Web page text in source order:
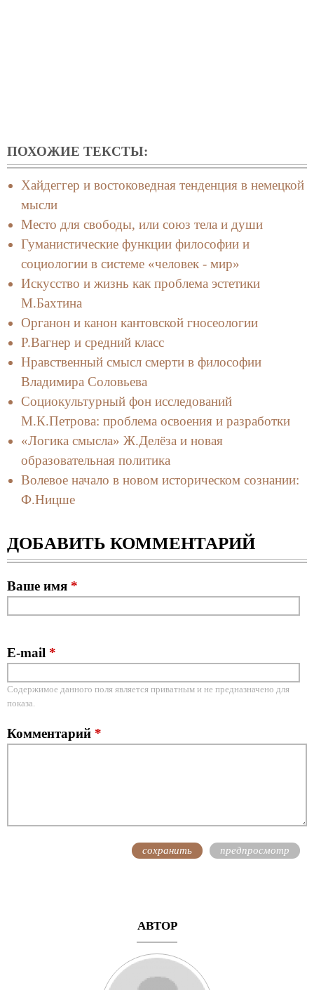
ПОХОЖИЕ ТЕКСТЫ:
Хайдеггер и востоковедная тенденция в немецкой
мысли
Место для свободы, или союз тела и души
Гуманистические функции философии и
социологии в системе «человек - мир»
Искусство и жизнь как проблема эстетики
М.Бахтина
Органон и канон кантовской гносеологии
Р.Вагнер и средний класс
Нравственный смысл смерти в философии
Владимира Соловьева
Социокультурный фон исследований
М.К.Петрова: проблема освоения и разработки
«Логика смысла» Ж.Делёза и новая
образовательная политика
Волевое начало в новом историческом сознании:
Ф.Ницше
ДОБАВИТЬ КОММЕНТАРИЙ
Ваше имя *
E-mail *
Содержимое данного поля является приватным и не предназначено для
показа.
Комментарий *
АВТОР